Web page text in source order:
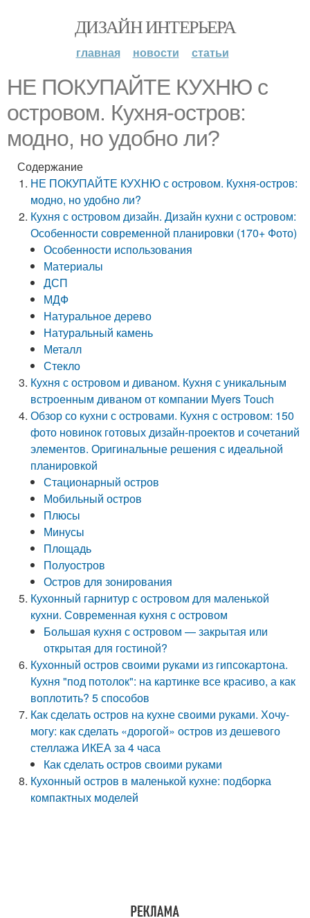
ДИЗАЙН ИНТЕРЬЕРА
главная новости статьи
НЕ ПОКУПАЙТЕ КУХНЮ с
островом. Кухня-остров:
модно, но удобно ли?
Содержание
НЕ ПОКУПАЙТЕ КУХНЮ с островом. Кухня-остров:
модно, но удобно ли?
Кухня с островом дизайн. Дизайн кухни с островом:
Особенности современной планировки (170+ Фото)
Особенности использования
Материалы
ДСП
МДФ
Натуральное дерево
Натуральный камень
Металл
Стекло
Кухня с островом и диваном. Кухня с уникальным
встроенным диваном от компании Myers Touch
Обзор со кухни с островами. Кухня с островом: 150
фото новинок готовых дизайн-проектов и сочетаний
элементов. Оригинальные решения с идеальной
планировкой
Стационарный остров
Мобильный остров
Плюсы
Минусы
Площадь
Полуостров
Остров для зонирования
Кухонный гарнитур с островом для маленькой
кухни. Современная кухня с островом
Большая кухня с островом — закрытая или
открытая для гостиной?
Кухонный остров своими руками из гипсокартона.
Кухня "под потолок": на картинке все красиво, а как
воплотить? 5 способов
Как сделать остров на кухне своими руками. Хочу-
могу: как сделать «дорогой» остров из дешевого
стеллажа ИКЕА за 4 часа
Как сделать остров своими руками
Кухонный остров в маленькой кухне: подборка
компактных моделей